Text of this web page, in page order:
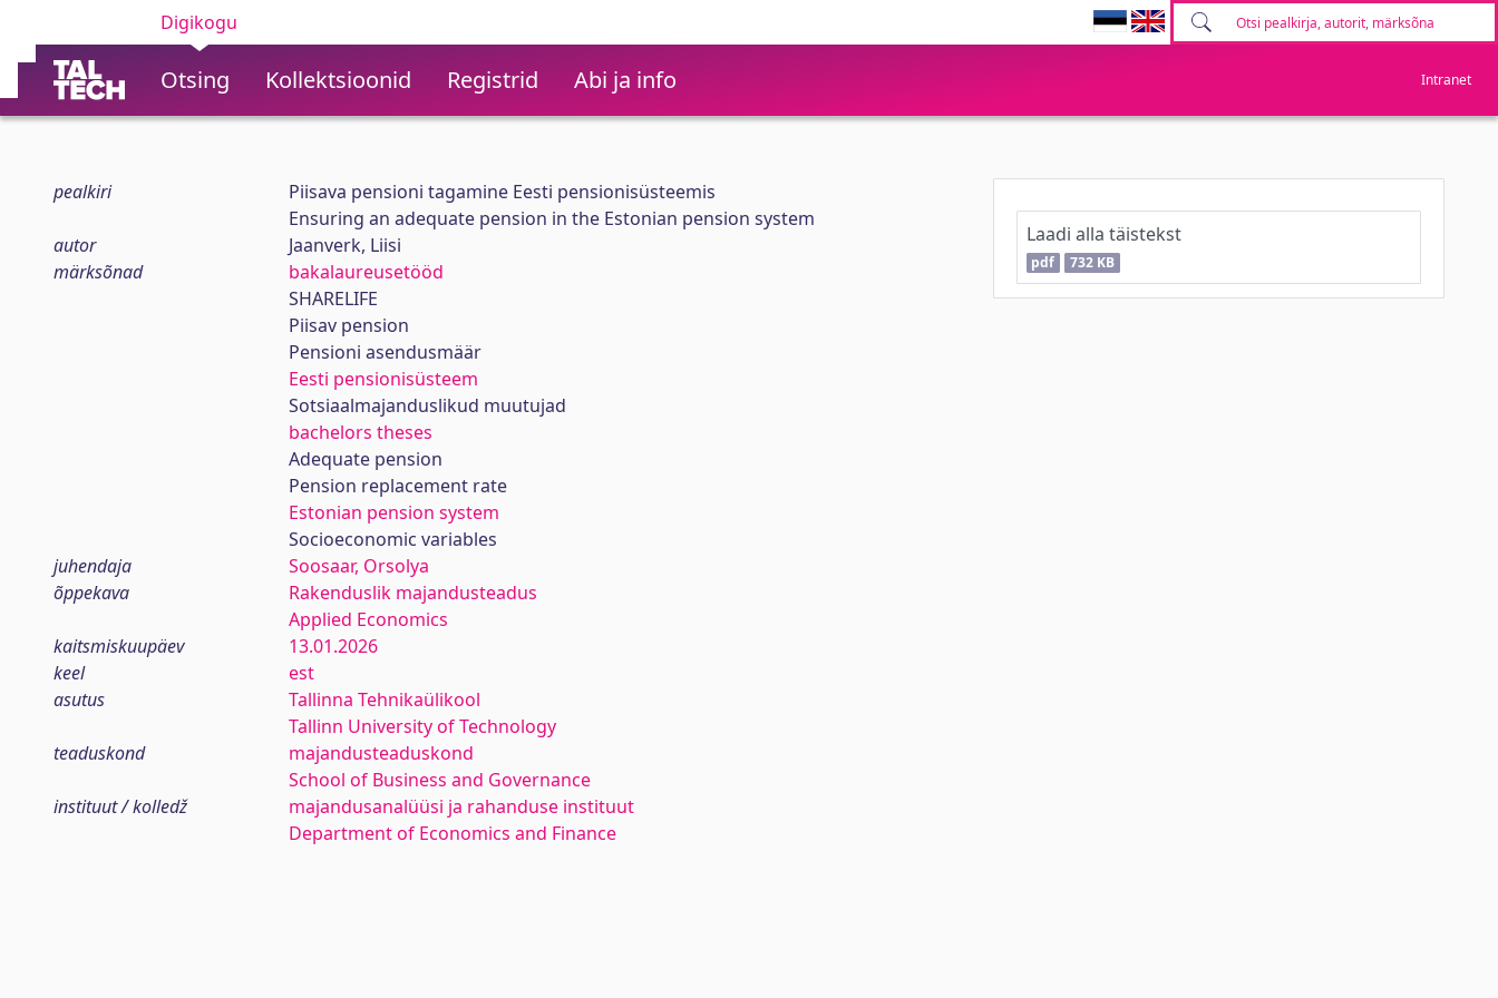
Digikogu
Otsing Kollektsioonid Registrid Abi ja info Intranet
pealkiri
Piisava pensioni tagamine Eesti pensionisüsteemis
Ensuring an adequate pension in the Estonian pension system
autor
Jaanverk, Liisi
märksõnad
bakalaureusetööd
SHARELIFE
Piisav pension
Pensioni asendusmäär
Eesti pensionisüsteem
Sotsiaalmajanduslikud muutujad
bachelors theses
Adequate pension
Pension replacement rate
Estonian pension system
Socioeconomic variables
juhendaja
Soosaar, Orsolya
õppekava
Rakenduslik majandusteadus
Applied Economics
kaitsmiskuupäev
13.01.2026
keel
est
asutus
Tallinna Tehnikaülikool
Tallinn University of Technology
teaduskond
majandusteaduskond
School of Business and Governance
instituut / kolledž
majandusanalüüsi ja rahanduse instituut
Department of Economics and Finance
Laadi alla täistekst
pdf 732 KB